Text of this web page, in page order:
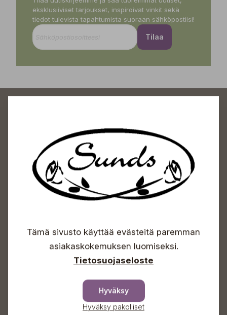
eksklusiiviset tarjoukset, inspiroivat vinkit sekä
tiedot tulevista tapahtumista suoraan sähköpostiisi!
Tilaa
Sundin Puutarhakeskus
Avoinna
Info & vaihde
+358 50 388 9592
Tämä sivusto käyttää evästeitä paremman
asiakaskokemuksen luomiseksi.
Tietosuojaseloste
Hyväksy
Hyväksy pakolliset